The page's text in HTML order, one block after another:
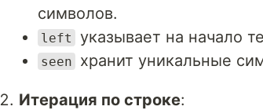
символов.
left указывает на начало
seen хранит уникальные
Итерация по строке: